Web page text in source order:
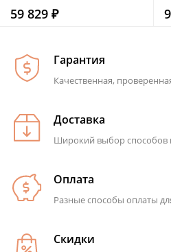
59 829 ₽
Гарантия
Качественная,
Доставка
Широкий выбор способов
Оплата
Разные способы оплаты
Скидки